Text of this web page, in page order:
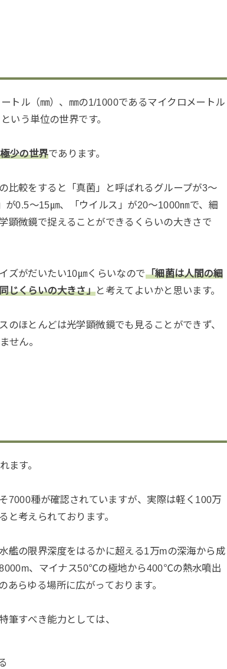
トル（㎜）、㎜の1/1000であるマイクロメートル
いう単位の世界です。
少の世界であります。
比較をすると「真菌」と呼ばれるグループが3～
が0.5～15㎛、「ウイルス」が20～1000㎚で、細
顕微鏡で捉えることができるくらいの大きさで
ズがだいたい10㎛くらいなので「細菌は人間の細
じくらいの大きさ」と考えてよいかと思います。
のほとんどは光学顕微鏡でも見ることができず、
せん。
ます。
7000種が確認されていますが、実際は軽く100万
と考えられております。
艦の限界深度をはるかに超える1万mの深海から成
、マイナス50℃の極地から400℃の熱水噴出
あらゆる場所に広がっております。
筆すべき能力としては、